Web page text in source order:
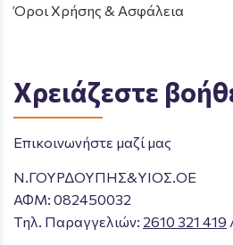
Όροι Χρήσης & Ασφάλεια
Χρειάζεστε
Επικοινωνήστε μαζί μας
Ν.ΓΟΥΡΔΟΥΠΗΣ&ΥΙΟΣ.ΟΕ
ΑΦΜ: 082450032
Tηλ. Παραγγελιών: 2610 321 419